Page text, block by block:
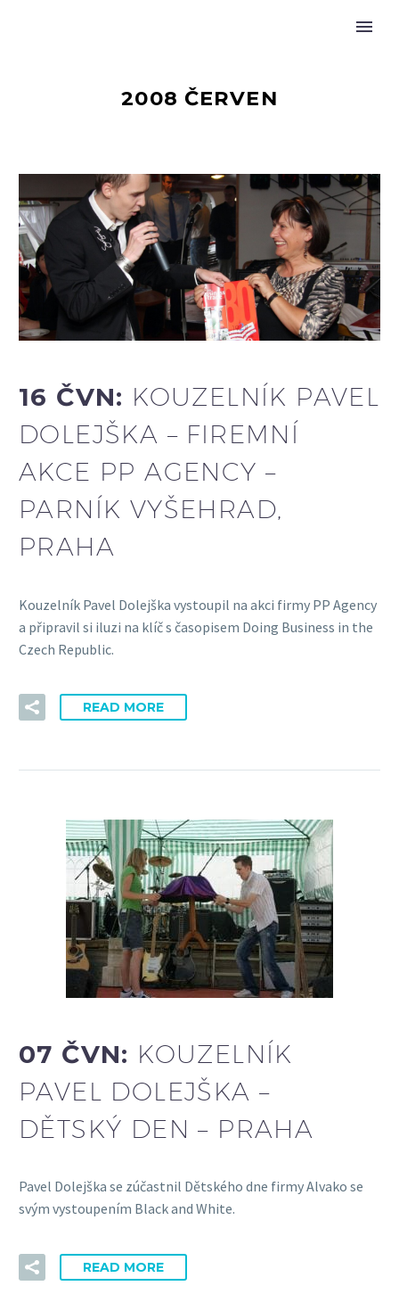
2008 ČERVEN
16 ČVN: KOUZELNÍK PAVEL
DOLEJŠKA – FIREMNÍ
AKCE PP AGENCY –
PARNÍK VYŠEHRAD,
PRAHA
Kouzelník Pavel Dolejška vystoupil na akci firmy PP Agency
a připravil si iluzi na klíč s časopisem Doing Business in the
Czech Republic.
READ MORE
07 ČVN: KOUZELNÍK
PAVEL DOLEJŠKA –
DĚTSKÝ DEN – PRAHA
Pavel Dolejška se zúčastnil Dětského dne firmy Alvako se
svým vystoupením Black and White.
READ MORE